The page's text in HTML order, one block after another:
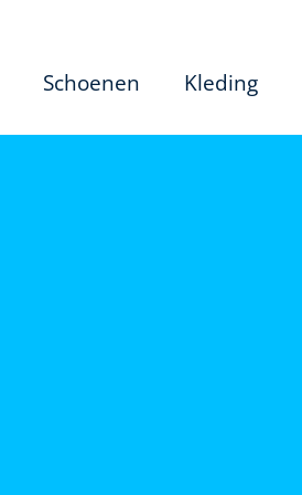
Schoenen Kleding